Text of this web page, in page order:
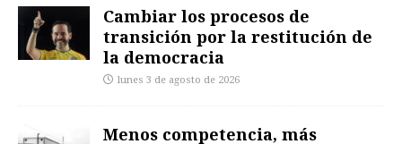
Cambiar los procesos de
transición por la restitución de
la democracia
lunes 3 de agosto de 2026
Menos competencia, más